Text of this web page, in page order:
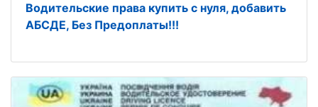
Водительские права купить с нуля, добавить
АБСДЕ, Без Предоплаты!!!